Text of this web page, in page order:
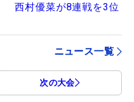
西村優菜が8連戦を3位
ニュース一覧
次の大会